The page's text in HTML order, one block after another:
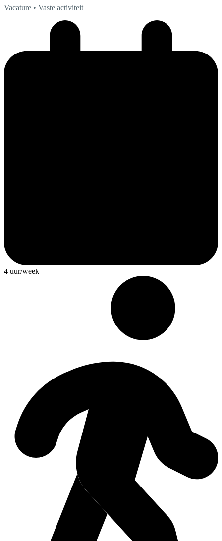
Vacature • Vaste activiteit
4 uur/week